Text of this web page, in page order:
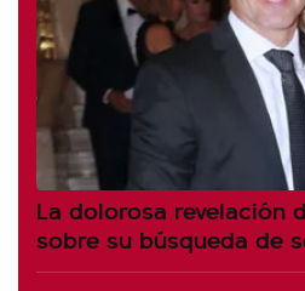
La dolorosa revelación
sobre su búsqueda de